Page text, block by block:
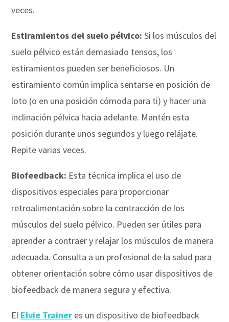
veces.
Estiramientos del suelo pélvico: Si los músculos del
suelo pélvico están demasiado tensos, los
estiramientos pueden ser beneficiosos. Un
estiramiento común implica sentarse en posición de
loto (o en una posición cómoda para ti) y hacer una
inclinación pélvica hacia adelante. Mantén esta
posición durante unos segundos y luego relájate.
Repite varias veces.
Biofeedback: Esta técnica implica el uso de
dispositivos especiales para proporcionar
retroalimentación sobre la contracción de los
músculos del suelo pélvico. Pueden ser útiles para
aprender a contraer y relajar los músculos de manera
adecuada. Consulta a un profesional de la salud para
obtener orientación sobre cómo usar dispositivos de
biofeedback de manera segura y efectiva.
El Elvie Trainer es un dispositivo de biofeedback